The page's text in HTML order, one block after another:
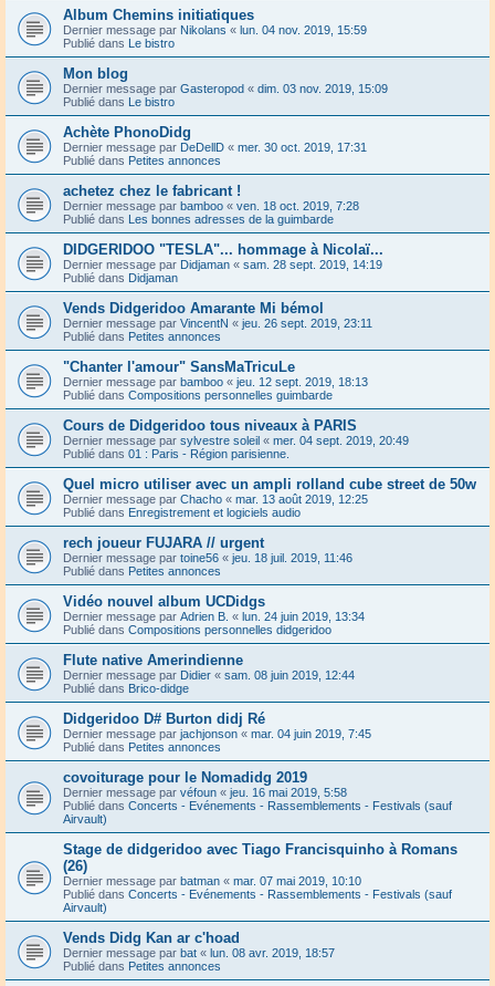
Album Chemins initiatiques
Dernier message par Nikolans « lun. 04 nov. 2019, 15:59
Publié dans Le bistro
Mon blog
Dernier message par Gasteropod « dim. 03 nov. 2019, 15:09
Publié dans Le bistro
Achète PhonoDidg
Dernier message par DeDellD « mer. 30 oct. 2019, 17:31
Publié dans Petites annonces
achetez chez le fabricant !
Dernier message par bamboo « ven. 18 oct. 2019, 7:28
Publié dans Les bonnes adresses de la guimbarde
DIDGERIDOO "TESLA"... hommage à Nicolaï...
Dernier message par Didjaman « sam. 28 sept. 2019, 14:19
Publié dans Didjaman
Vends Didgeridoo Amarante Mi bémol
Dernier message par VincentN « jeu. 26 sept. 2019, 23:11
Publié dans Petites annonces
"Chanter l'amour" SansMaTricuLe
Dernier message par bamboo « jeu. 12 sept. 2019, 18:13
Publié dans Compositions personnelles guimbarde
Cours de Didgeridoo tous niveaux à PARIS
Dernier message par sylvestre soleil « mer. 04 sept. 2019, 20:49
Publié dans 01 : Paris - Région parisienne.
Quel micro utiliser avec un ampli rolland cube street de 50w
Dernier message par Chacho « mar. 13 août 2019, 12:25
Publié dans Enregistrement et logiciels audio
rech joueur FUJARA // urgent
Dernier message par toine56 « jeu. 18 juil. 2019, 11:46
Publié dans Petites annonces
Vidéo nouvel album UCDidgs
Dernier message par Adrien B. « lun. 24 juin 2019, 13:34
Publié dans Compositions personnelles didgeridoo
Flute native Amerindienne
Dernier message par Didier « sam. 08 juin 2019, 12:44
Publié dans Brico-didge
Didgeridoo D# Burton didj Ré
Dernier message par jachjonson « mar. 04 juin 2019, 7:45
Publié dans Petites annonces
covoiturage pour le Nomadidg 2019
Dernier message par véfoun « jeu. 16 mai 2019, 5:58
Publié dans Concerts - Evénements - Rassemblements - Festivals (sauf
Airvault)
Stage de didgeridoo avec Tiago Francisquinho à Romans
(26)
Dernier message par batman « mar. 07 mai 2019, 10:10
Publié dans Concerts - Evénements - Rassemblements - Festivals (sauf
Airvault)
Vends Didg Kan ar c'hoad
Dernier message par bat « lun. 08 avr. 2019, 18:57
Publié dans Petites annonces